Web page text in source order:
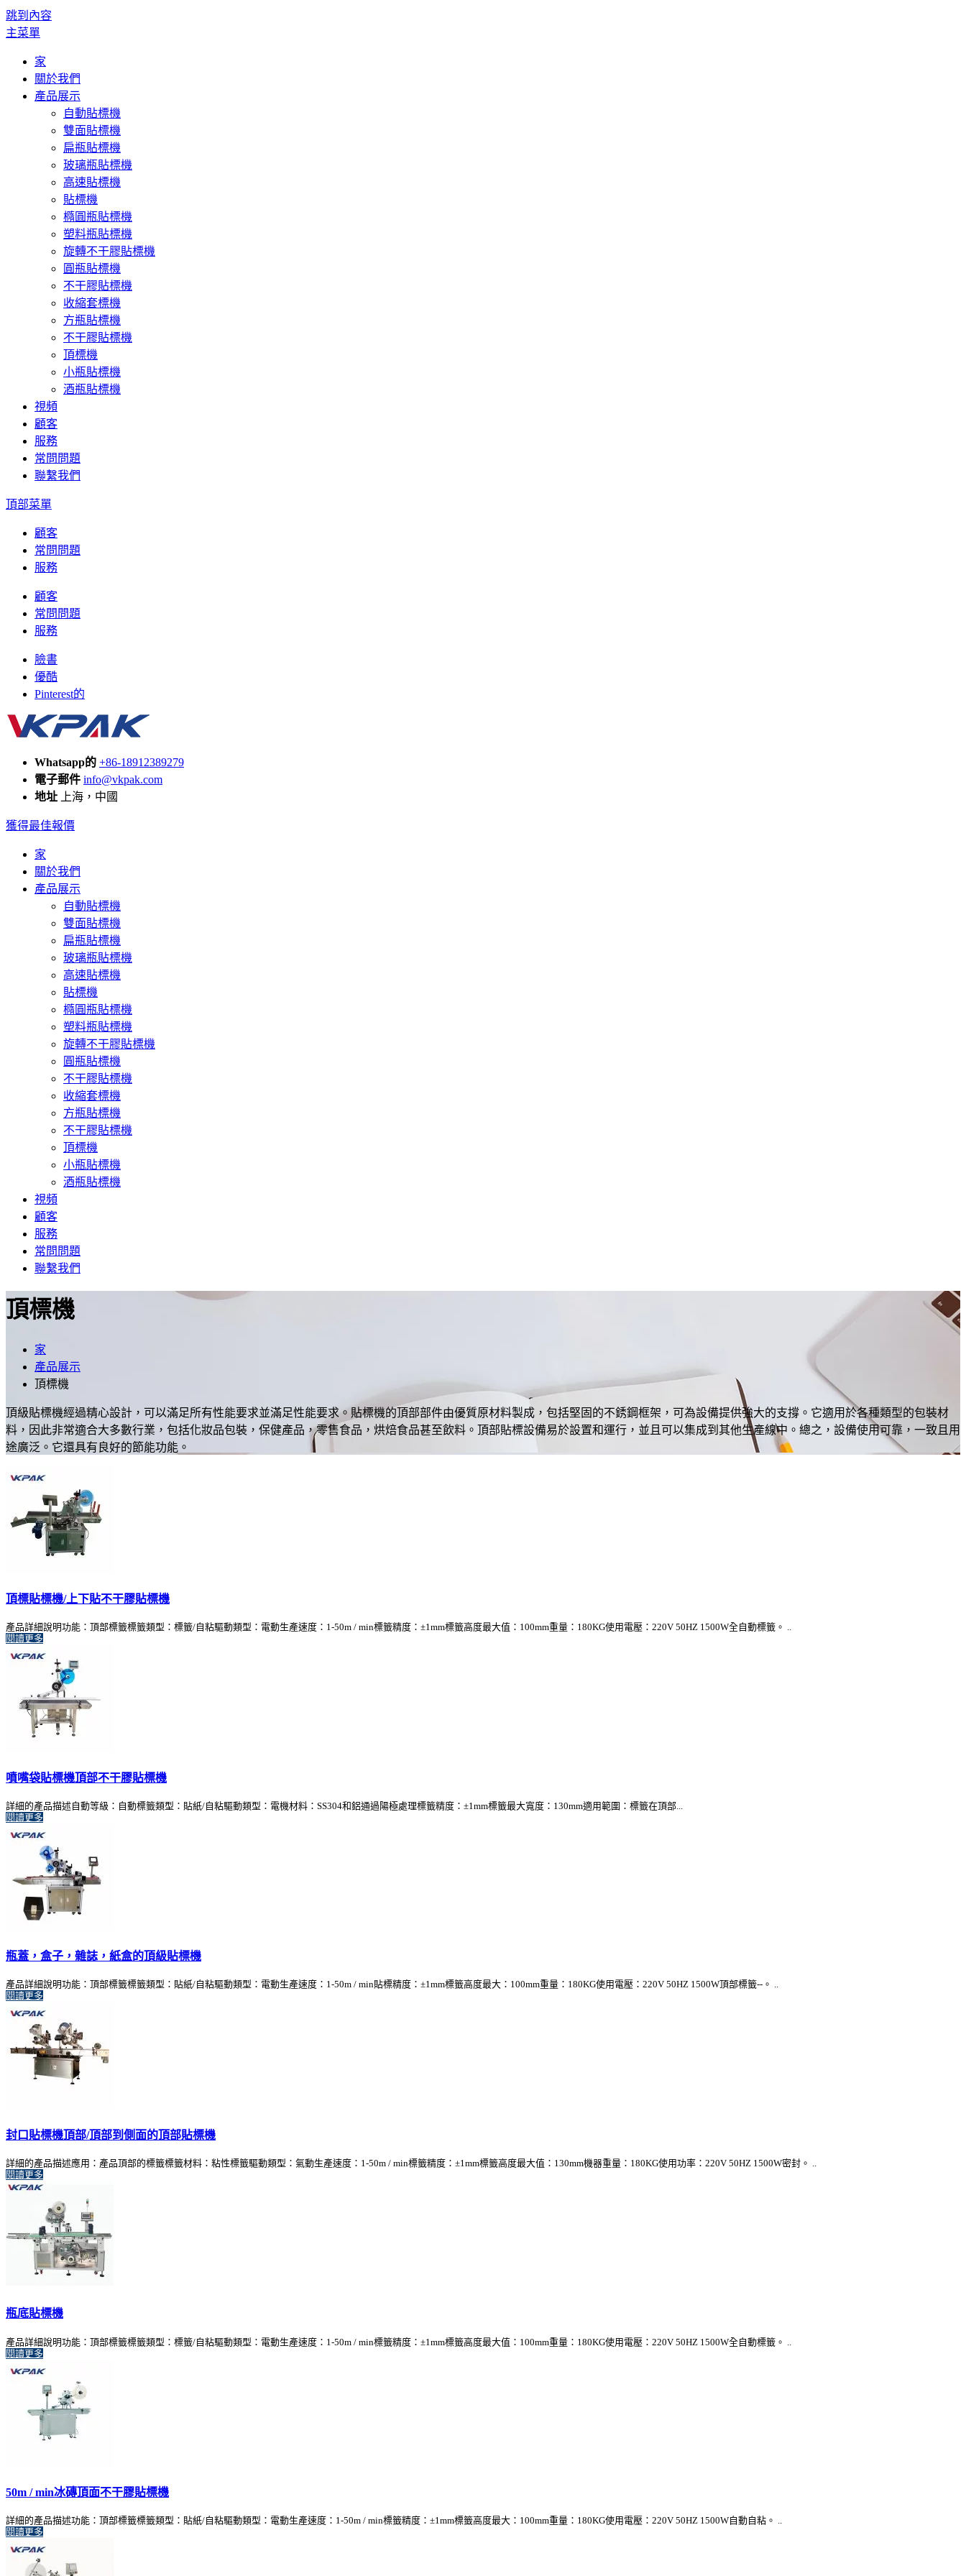
跳到內容
主菜單
家
關於我們
產品展示
自動貼標機
雙面貼標機
扁瓶貼標機
玻璃瓶貼標機
高速貼標機
貼標機
橢圓瓶貼標機
塑料瓶貼標機
旋轉不干膠貼標機
圓瓶貼標機
不干膠貼標機
收縮套標機
方瓶貼標機
不干膠貼標機
頂標機
小瓶貼標機
酒瓶貼標機
視頻
顧客
服務
常問問題
聯繫我們
頂部菜單
顧客
常問問題
服務
顧客
常問問題
服務
臉書
優酷
Pinterest的
Whatsapp的 +86-18912389279
電子郵件 info@vkpak.com
地址 上海，中國
獲得最佳報價
家
關於我們
產品展示
自動貼標機
雙面貼標機
扁瓶貼標機
玻璃瓶貼標機
高速貼標機
貼標機
橢圓瓶貼標機
塑料瓶貼標機
旋轉不干膠貼標機
圓瓶貼標機
不干膠貼標機
收縮套標機
方瓶貼標機
不干膠貼標機
頂標機
小瓶貼標機
酒瓶貼標機
視頻
顧客
服務
常問問題
聯繫我們
頂標機
家
產品展示
頂標機
頂級貼標機經過精心設計，可以滿足所有性能要求並滿足性能要求。貼標機的頂部部件由優質原材料製成，包括堅固的不銹鋼框架，可為設備提供強大的支撐。它適用於各種類型的包裝材
料，因此非常適合大多數行業，包括化妝品包裝，保健產品，零售食品，烘焙食品甚至飲料。頂部貼標設備易於設置和運行，並且可以集成到其他生產線中。總之，設備使用可靠，一致且用
途廣泛。它還具有良好的節能功能。
頂標貼標機/上下貼不干膠貼標機
產品詳細說明功能：頂部標籤標籤類型：標籤/自粘驅動類型：電動生產速度：1-50m / min標籤精度：±1mm標籤高度最大值：100mm重量：180KG使用電壓：220V 50HZ 1500W全自動標籤。 ..
閱讀更多
噴嘴袋貼標機頂部不干膠貼標機
詳細的產品描述自動等級：自動標籤類型：貼紙/自粘驅動類型：電機材料：SS304和鋁通過陽極處理標籤精度：±1mm標籤最大寬度：130mm適用範圍：標籤在頂部...
閱讀更多
瓶蓋，盒子，雜誌，紙盒的頂級貼標機
產品詳細說明功能：頂部標籤標籤類型：貼紙/自粘驅動類型：電動生產速度：1-50m / min貼標精度：±1mm標籤高度最大：100mm重量：180KG使用電壓：220V 50HZ 1500W頂部標籤--。 ..
閱讀更多
封口貼標機頂部/頂部到側面的頂部貼標機
詳細的產品描述應用：產品頂部的標籤標籤材料：粘性標籤驅動類型：氣動生產速度：1-50m / min標籤精度：±1mm標籤高度最大值：130mm機器重量：180KG使用功率：220V 50HZ 1500W密封。 ..
閱讀更多
瓶底貼標機
產品詳細說明功能：頂部標籤標籤類型：標籤/自粘驅動類型：電動生產速度：1-50m / min標籤精度：±1mm標籤高度最大值：100mm重量：180KG使用電壓：220V 50HZ 1500W全自動標籤。 ..
閱讀更多
50m / min冰磚頂面不干膠貼標機
詳細的產品描述功能：頂部標籤標籤類型：貼紙/自粘驅動類型：電動生產速度：1-50m / min標籤精度：±1mm標籤高度最大：100mm重量：180KG使用電壓：220V 50HZ 1500W自動自粘。 ..
閱讀更多